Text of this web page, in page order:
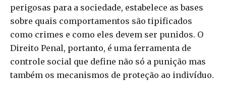
perigosas para a sociedade, estabelece as bases
sobre quais comportamentos são tipificados
como crimes e como eles devem ser punidos. O
Direito Penal, portanto, é uma ferramenta de
controle social que define não só a punição mas
também os mecanismos de proteção ao indivíduo.